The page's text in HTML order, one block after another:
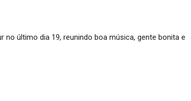
no último dia 19, reunindo boa música, gente bonita e